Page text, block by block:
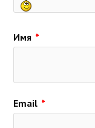
Имя *
Email *